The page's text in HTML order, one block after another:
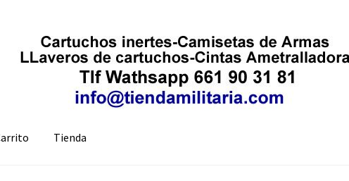
Tienda